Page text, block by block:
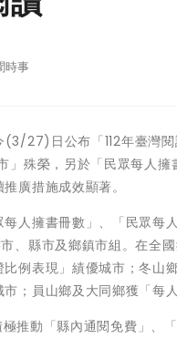
時事
27)日公布「112年臺灣
殊榮，另於「民眾每人
廣措施成效顯著。
人擁書冊數」、「民眾每
、縣市及鄉鎮市組。在全
例表現」績優城市；冬
；員山鄉及大同鄉獲「每
推動「縣內通閱免費」、